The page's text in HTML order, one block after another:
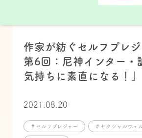
作家が紡ぐセルフプレジ
第6回：尼神インター・
気持ちに素直になる！」
2021.08.20
# セルフプレジャー # セクシャルウェ